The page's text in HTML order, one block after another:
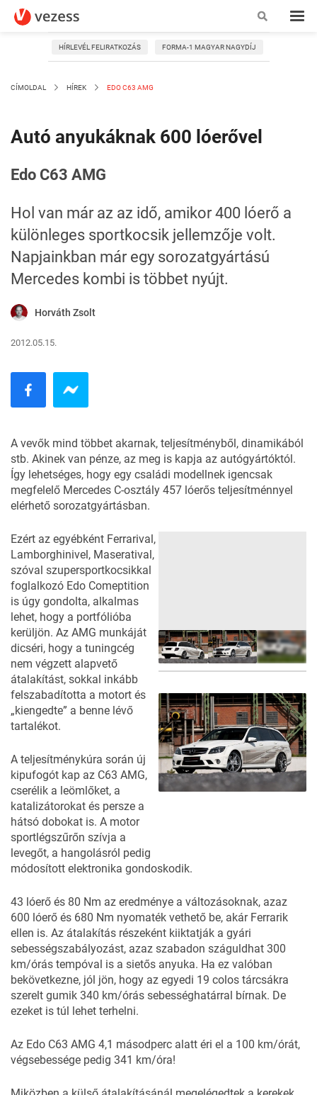
HÍRLEVÉL FELIRATKOZÁS FORMA-1 MAGYAR NAGYDÍJ
CÍMOLDAL HÍREK EDO C63 AMG
Autó anyukáknak 600 lóerővel
Edo C63 AMG
Hol van már az az idő, amikor 400 lóerő a
különleges sportkocsik jellemzője volt.
Napjainkban már egy sorozatgyártású
Mercedes kombi is többet nyújt.
Horváth Zsolt
2012.05.15.
A vevők mind többet akarnak, teljesítményből, dinamikából
stb. Akinek van pénze, az meg is kapja az autógyártóktól.
Így lehetséges, hogy egy családi modellnek igencsak
megfelelő Mercedes C-osztály 457 lóerős teljesítménnyel
elérhető sorozatgyártásban.
Ezért az egyébként Ferrarival,
Lamborghinivel, Maseratival,
szóval szupersportkocsikkal
foglalkozó Edo Comeptition
is úgy gondolta, alkalmas
lehet, hogy a portfólióba
kerüljön. Az AMG munkáját
dicséri, hogy a tuningcég
nem végzett alapvető
átalakítást, sokkal inkább
felszabadította a motort és
„kiengedte” a benne lévő
tartalékot.
A teljesítménykúra során új
kipufogót kap az C63 AMG,
cserélik a leömlőket, a
katalizátorokat és persze a
hátsó dobokat is. A motor
sportlégszűrőn szívja a
levegőt, a hangolásról pedig
módosított elektronika gondoskodik.
43 lóerő és 80 Nm az eredménye a változásoknak, azaz
600 lóerő és 680 Nm nyomaték vethető be, akár Ferrarik
ellen is. Az átalakítás részeként kiiktatják a gyári
sebességszabályozást, azaz szabadon száguldhat 300
km/órás tempóval is a sietős anyuka. Ha ez valóban
bekövetkezne, jól jön, hogy az egyedi 19 colos tárcsákra
szerelt gumik 340 km/órás sebességhatárral bírnak. De
ezeket is túl lehet terhelni.
Az Edo C63 AMG 4,1 másodperc alatt éri el a 100 km/órát,
végsebessége pedig 341 km/óra!